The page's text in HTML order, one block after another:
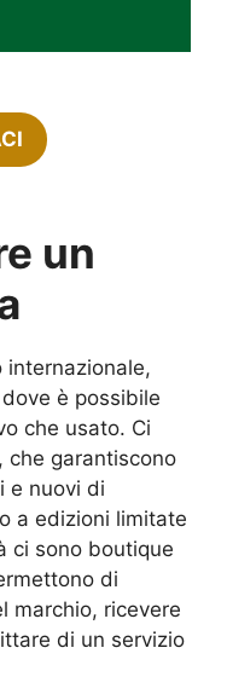
un
internazionale,
è possibile
che usato. Ci
, che garantiscono
e nuovi di
a edizioni limitate
ci sono boutique
di
marchio, ricevere
di un servizio